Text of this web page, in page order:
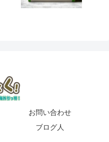
お問い合わせ
ブログ人